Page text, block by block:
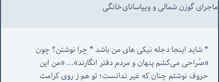
ماجرای گوزن شمالی و‌ ویپاسانای‌خانگی
«صُراحی می‌کشم پنهان‌ و مردم‌ دفتر انگارند»... «